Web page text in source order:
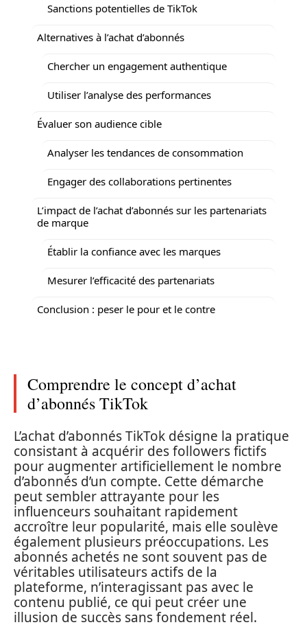
Sanctions potentielles de TikTok
Alternatives à l’achat d’abonnés
Chercher un engagement authentique
Utiliser l’analyse des performances
Évaluer son audience cible
Analyser les tendances de consommation
Engager des collaborations pertinentes
L’impact de l’achat d’abonnés sur les partenariats
de marque
Établir la confiance avec les marques
Mesurer l’efficacité des partenariats
Conclusion : peser le pour et le contre
Comprendre le concept d’achat
d’abonnés TikTok
L’achat d’abonnés TikTok désigne la pratique
consistant à acquérir des followers fictifs
pour augmenter artificiellement le nombre
d’abonnés d’un compte. Cette démarche
peut sembler attrayante pour les
influenceurs souhaitant rapidement
accroître leur popularité, mais elle soulève
également plusieurs préoccupations. Les
abonnés achetés ne sont souvent pas de
véritables utilisateurs actifs de la
plateforme, n’interagissant pas avec le
contenu publié, ce qui peut créer une
illusion de succès sans fondement réel.